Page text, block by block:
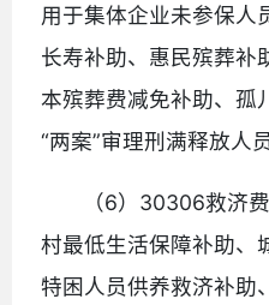
用于集体企业未参保人
长寿补助、惠民殡葬补
本殡葬费减免补助、孤
“两案”审理刑满释放人
（6）30306救济
村最低生活保障补助、
特困人员供养救济补助